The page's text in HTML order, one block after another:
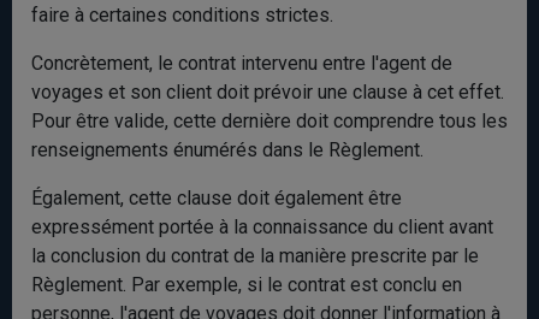
faire à certaines conditions strictes.
Concrètement, le contrat intervenu entre l'agent de
voyages et son client doit prévoir une clause à cet effet.
Pour être valide, cette dernière doit comprendre tous les
renseignements énumérés dans le Règlement.
Également, cette clause doit également être
expressément portée à la connaissance du client avant
la conclusion du contrat de la manière prescrite par le
Règlement. Par exemple, si le contrat est conclu en
personne, l'agent de voyages doit donner l'information à